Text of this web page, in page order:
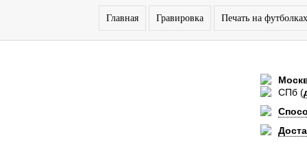
Главная Гравировка Печать на футболках
СПб (